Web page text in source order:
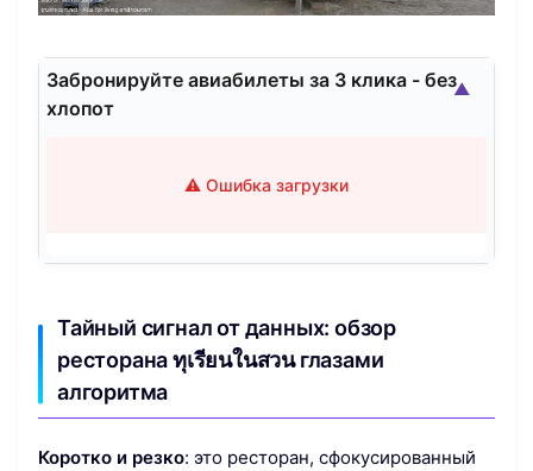
Забронируйте авиабилеты за 3 клика - без
хлопот
⚠️ Ошибка загрузки
▲
Тайный сигнал от данных: обзор
ресторана ทุเรียนในสวน глазами
алгоритма
Коротко и резко: это ресторан, сфокусированный